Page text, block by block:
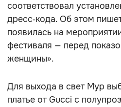
соответствовал
дресс‑кода. Об этом
появилась на
фестиваля — перед
женщины».
Для выхода в свет Мур
платье от Gucci с